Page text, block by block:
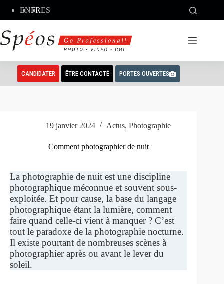
contenu
ENFRES
CANDIDATER ÊTRE CONTACTÉ PORTES OUVERTES
19 janvier 2024 Actus,Photographie
Comment photographier de nuit
La photographie de nuit est une discipline
photographique méconnue et souvent sous-
exploitée. Et pour cause, la base du langage
photographique étant la lumière, comment
faire quand celle-ci vient à manquer ? C’est
tout le paradoxe de la photographie nocturne.
Il existe pourtant de nombreuses scènes à
photographier après ou avant le lever du
soleil.